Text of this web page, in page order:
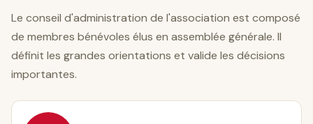
Le conseil d'administration de l'association est composé
de membres bénévoles élus en assemblée générale. Il
définit les grandes orientations et valide les décisions
importantes.